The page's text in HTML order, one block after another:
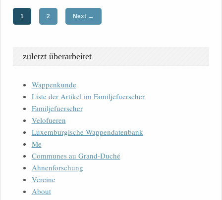
1 2 Next →
zuletzt überarbeitet
Wappenkunde
Liste der Artikel im Familjefuerscher
Familjefuerscher
Velofueren
Luxemburgische Wappendatenbank
Me
Communes au Grand-Duché
Ahnenforschung
Vereine
About